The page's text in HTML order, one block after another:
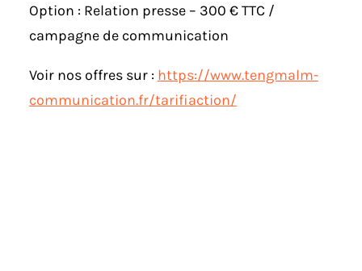
Option : Relation presse – 300 € TTC /
campagne de communication
Voir nos offres sur : https://www.tengmalm-
communication.fr/tarifiaction/